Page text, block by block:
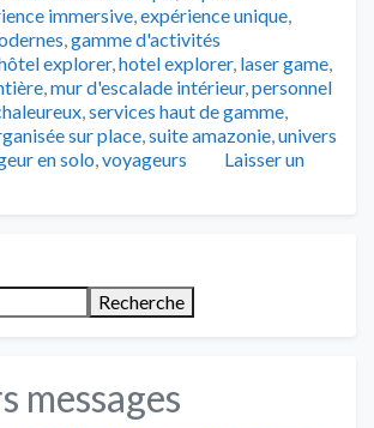
immersive,expérience unique,
,gamme d'activités
explorer,hotel explorer, laser game,
,mur d'escalade intérieur,personnel
,services haut de gamme,
sur place,suite amazonie,univers
en solo,voyageurs
Laisser un
Recherche
messages